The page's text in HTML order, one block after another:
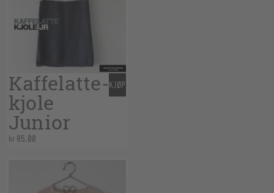
Kaffelatte-
kjole
Junior
kr85,00
KJØP